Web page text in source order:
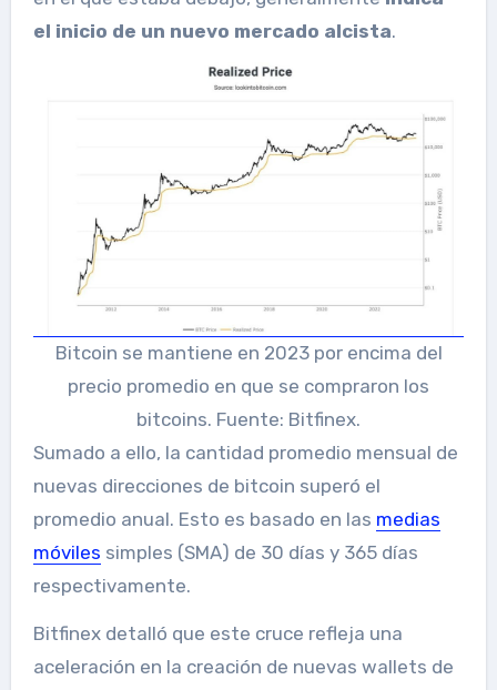
el inicio de un nuevo mercado alcista.
Bitcoin se mantiene en 2023 por encima del
precio promedio en que se compraron los
bitcoins. Fuente: Bitfinex.
Sumado a ello, la cantidad promedio mensual de
nuevas direcciones de bitcoin superó el
promedio anual. Esto es basado en las medias
móviles simples (SMA) de 30 días y 365 días
respectivamente.
Bitfinex detalló que este cruce refleja una
aceleración en la creación de nuevas wallets de